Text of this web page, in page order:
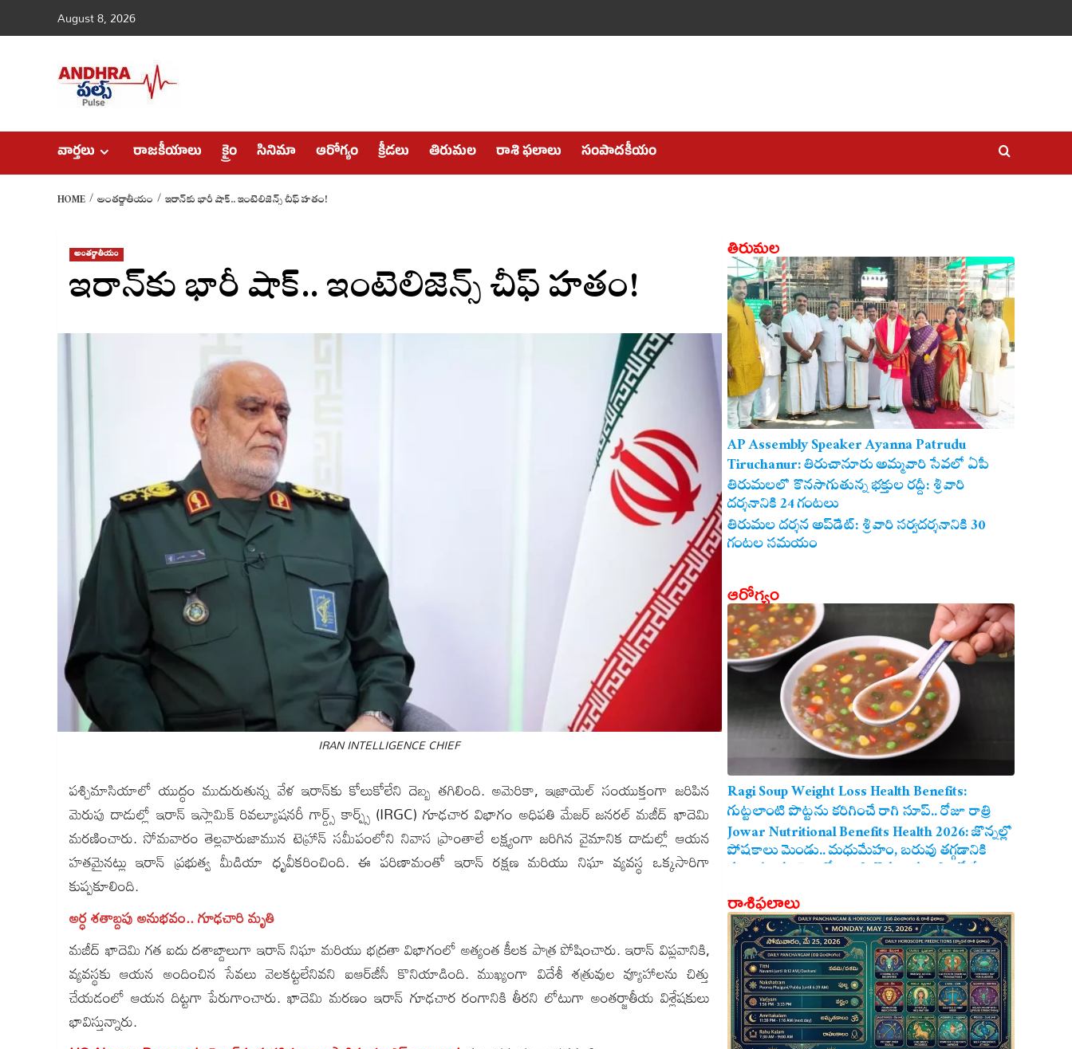
to
August 8, 2026
వార్తలు రాజకీయాలు క్రైం సినిమా ఆరోగ్యం క్రీడలు తిరుమల రాశి ఫలాలు సంపాదకీయం
HOME అంతర్జాతీయం ఇరాన్‌కు భారీ షాక్.. ఇంటెలిజెన్స్ చీఫ్ హతం!
అంతర్జాతీయం
ఇరాన్‌కు భారీ షాక్.. ఇంటెలిజెన్స్ చీఫ్ హతం!
IRAN INTELLIGENCE CHIEF
పశ్చిమాసియాలో యుద్ధం ముదురుతున్న వేళ ఇరాన్‌కు కోలుకోలేని దెబ్బ తగిలింది. అమెరికా, ఇజ్రాయెల్ సంయుక్తంగా జరిపిన
మెరుపు దాడుల్లో ఇరాన్ ఇస్లామిక్ రివల్యూషనరీ గార్డ్స్ కార్ప్స్ (IRGC) గూఢచార విభాగం అధిపతి మేజర్ జనరల్ మజీద్ ఖాదెమి
మరణించారు. సోమవారం తెల్లవారుజామున టెహ్రాన్ సమీపంలోని నివాస ప్రాంతాలే లక్ష్యంగా జరిగిన వైమానిక దాడుల్లో ఆయన
హతమైనట్లు ఇరాన్ ప్రభుత్వ మీడియా ధృవీకరించింది. ఈ పరిణామంతో ఇరాన్ రక్షణ మరియు నిఘా వ్యవస్థ ఒక్కసారిగా
కుప్పకూలింది.
అర్ధ శతాబ్దపు అనుభవం.. గూఢచారి మృతి
మజీద్ ఖాదెమి గత ఐదు దశాబ్దాలుగా ఇరాన్ నిఘా మరియు భద్రతా విభాగంలో అత్యంత కీలక పాత్ర పోషించారు. ఇరాన్ విప్లవానికి,
వ్యవస్థకు ఆయన అందించిన సేవలు వెలకట్టలేనివని ఐఆర్‌జీసీ కొనియాడింది. ముఖ్యంగా విదేశీ శత్రువుల వ్యూహాలను చిత్తు
చేయడంలో ఆయన దిట్టగా పేరుగాంచారు. ఖాదెమి మరణం ఇరాన్ గూఢచార రంగానికి తీరని లోటుగా అంతర్జాతీయ విశ్లేషకులు
భావిస్తున్నారు.
తిరుమల
AP Assembly Speaker Ayanna Patrudu
Tiruchanur: తిరుచానూరు అమ్మవారి సేవలో ఏపీ
అసెంబ్లీ స్పీకర్.. కుటుంబ సమేతంగా దర్శించుకున్న
అయ్యన్నపాత్రుడు!
తిరుమలలో కొనసాగుతున్న భక్తుల రద్దీ: శ్రీవారి
దర్శనానికి 24 గంటలు
తిరుమల దర్శన అప్‌డేట్: శ్రీవారి సర్వదర్శనానికి 30
గంటల సమయం
ఆరోగ్యం
Ragi Soup Weight Loss Health Benefits:
గుట్టలాంటి పొట్టను కరిగించే రాగి సూప్.. రోజూ రాత్రి
తాగితే బరువు తగ్గడం ఖాయం!
Jowar Nutritional Benefits Health 2026: జొన్నల్లో
పోషకాలు మెండు.. మధుమేహం, బరువు తగ్గడానికి
మరియు గుండె ఆరోగ్యానికి జొన్న అన్నం ఎంతో మేలు!
రాశిఫలాలు